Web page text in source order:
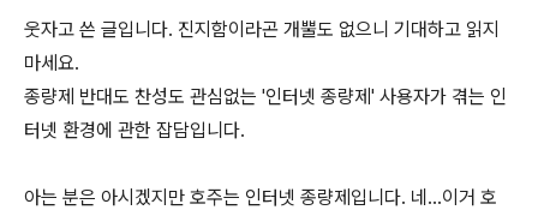
웃자고 쓴 글입니다. 진지함이라곤 개뿔도 없으니 기대하고 읽지
마세요.
종량제 반대도 찬성도 관심없는 '인터넷 종량제' 사용자가 겪는 인
터넷 환경에 관한 잡담입니다.
아는 분은 아시겠지만 호주는 인터넷 종량제입니다. 네...이거 호